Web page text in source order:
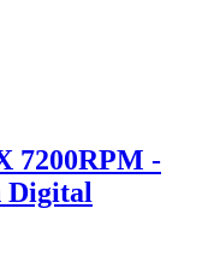
7200RPM -
Digital